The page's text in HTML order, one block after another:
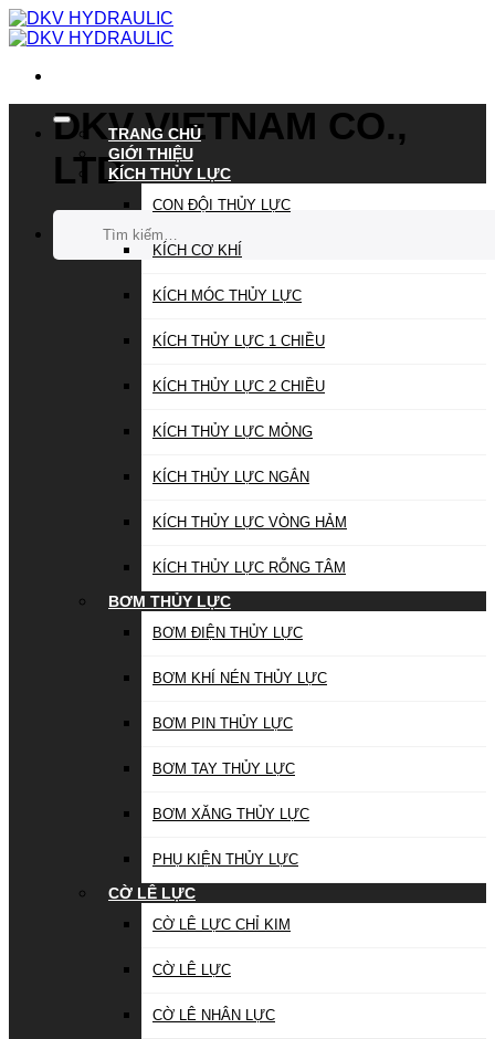
Chuyển
đến
dung
DKV VIETNAM CO.,
LTD
Tìm
TRANG CHỦ
GIỚI THIỆU
KÍCH THỦY LỰC
CON ĐỘI THỦY LỰC
KÍCH CƠ KHÍ
KÍCH MÓC THỦY LỰC
KÍCH THỦY LỰC 1 CHIỀU
KÍCH THỦY LỰC 2 CHIỀU
KÍCH THỦY LỰC MỎNG
KÍCH THỦY LỰC NGẮN
KÍCH THỦY LỰC VÒNG HẢM
KÍCH THỦY LỰC RỖNG TÂM
BƠM THỦY LỰC
BƠM ĐIỆN THỦY LỰC
BƠM KHÍ NÉN THỦY LỰC
BƠM PIN THỦY LỰC
BƠM TAY THỦY LỰC
BƠM XĂNG THỦY LỰC
PHỤ KIỆN THỦY LỰC
CỜ LÊ LỰC
CỜ LÊ LỰC CHỈ KIM
CỜ LÊ LỰC
CỜ LÊ NHÂN LỰC